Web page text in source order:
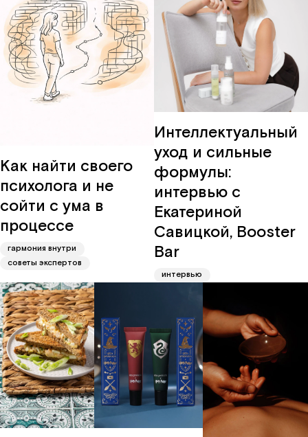
Как найти своего
психолога и не
сойти с ума в
процессе
гармония внутри
советы экспертов
Интеллектуальный
уход и сильные
формулы:
интервью с
Екатериной
Савицкой, Booster
Bar
интервью